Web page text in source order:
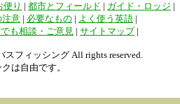
便り | 都市とフィールド | ガイド・ロッジ |
注意 | 必要なもの | よく使う英語 |
も相談・ご意見 | サイトマップ|
スフィッシング All rights reserved.
は自由です。